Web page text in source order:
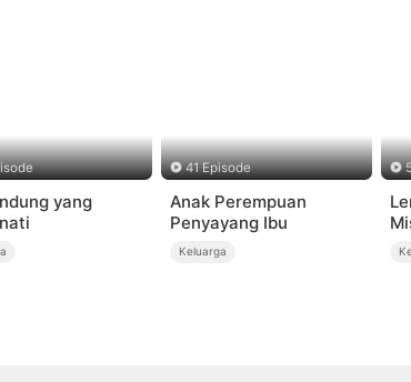
yang
41 Episode
Anak Perempuan
Penyayang Ibu
Keluarga